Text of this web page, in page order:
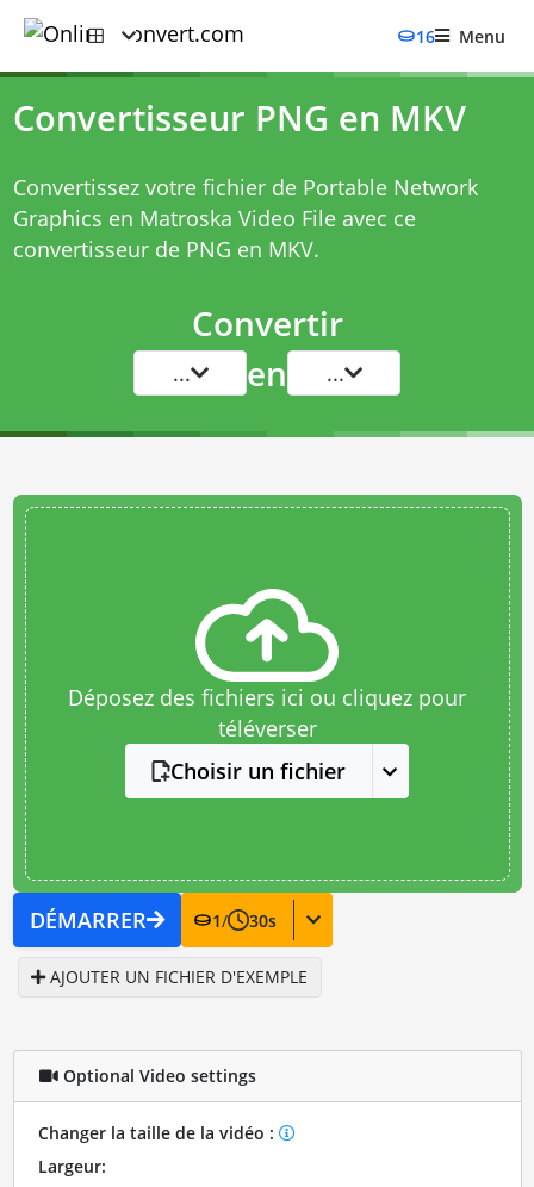
16 Menu
Convertisseur PNG en MKV
Convertissez votre fichier de Portable Network
Graphics en Matroska Video File avec ce
convertisseur de PNG en MKV.
Convertir
... en ...
Déposez des fichiers ici ou cliquez pour
téléverser
Choisir un fichier
DÉMARRER 1/ 30s
AJOUTER UN FICHIER D'EXEMPLE
Optional Video settings
Changer la taille de la vidéo :
Largeur: